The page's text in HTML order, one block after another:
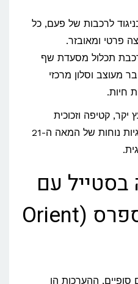
לרכבות של פעם, כל
פרטי ומאובזר.
תכלול מסעדת שף
מעוצב וסלון מרכזי
חיות.
קטיפה וזכוכית
קריסטל, תוך הטמעת טכנולוגיות נוחות של המאה ה-21
בסטייל עם
האוריינט אקספרס (Orient
ההערכות הן